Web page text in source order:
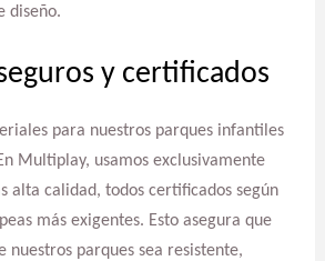
diseño.
y certificados
para nuestros parques infantiles
Multiplay, usamos exclusivamente
alta calidad, todos certificados según
más exigentes. Esto asegura que
nuestros parques sea resistente,